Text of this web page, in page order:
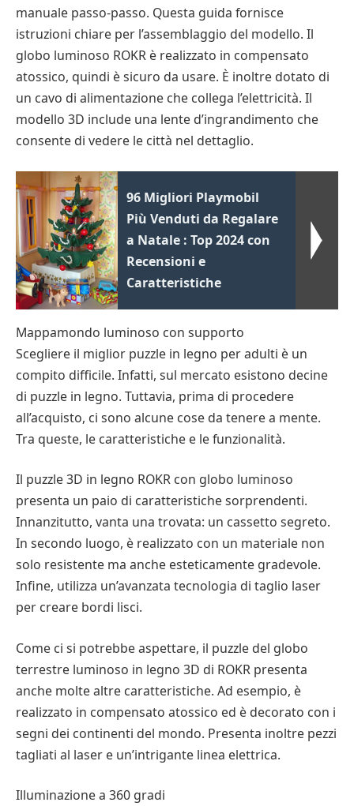
manuale passo-passo. Questa guida fornisce
istruzioni chiare per l’assemblaggio del modello. Il
globo luminoso ROKR è realizzato in compensato
atossico, quindi è sicuro da usare. È inoltre dotato di
un cavo di alimentazione che collega l’elettricità. Il
modello 3D include una lente d’ingrandimento che
consente di vedere le città nel dettaglio.
96 Migliori Playmobil
Più Venduti da Regalare
a Natale : Top 2024 con
Recensioni e
Caratteristiche
Mappamondo luminoso con supporto
Scegliere il miglior puzzle in legno per adulti è un
compito difficile. Infatti, sul mercato esistono decine
di puzzle in legno. Tuttavia, prima di procedere
all’acquisto, ci sono alcune cose da tenere a mente.
Tra queste, le caratteristiche e le funzionalità.
Il puzzle 3D in legno ROKR con globo luminoso
presenta un paio di caratteristiche sorprendenti.
Innanzitutto, vanta una trovata: un cassetto segreto.
In secondo luogo, è realizzato con un materiale non
solo resistente ma anche esteticamente gradevole.
Infine, utilizza un’avanzata tecnologia di taglio laser
per creare bordi lisci.
Come ci si potrebbe aspettare, il puzzle del globo
terrestre luminoso in legno 3D di ROKR presenta
anche molte altre caratteristiche. Ad esempio, è
realizzato in compensato atossico ed è decorato con i
segni dei continenti del mondo. Presenta inoltre pezzi
tagliati al laser e un’intrigante linea elettrica.
Illuminazione a 360 gradi